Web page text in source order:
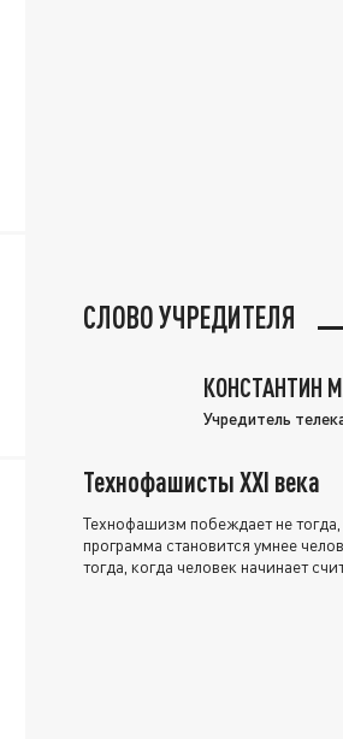
СЛОВО УЧРЕДИТЕЛЯ
КОНСТАНТИН
Учредитель
Технофашисты XXI века
Технофашизм побеждает не
программа становится умнее
тогда, когда человек начинает